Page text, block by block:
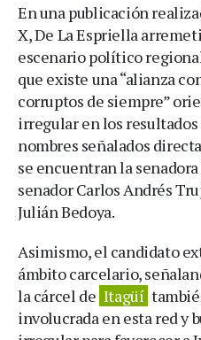
En una publicación
X, De La Espriella
escenario político
que existe una “alianza
corruptos de siempre”
irregular en los
nombres señalados
se encuentran la
senador Carlos Andrés
Julián Bedoya.
Asimismo, el candidato
ámbito carcelario,
la cárcel de Itagüí
involucrada en esta red y